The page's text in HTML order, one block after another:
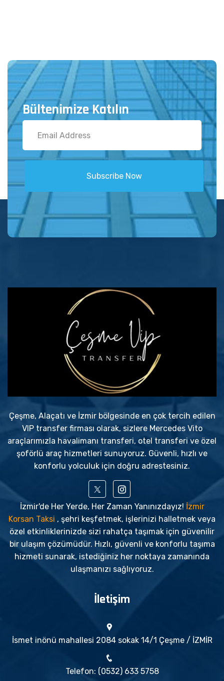
Bültenimize Katılın
Subscribe Now
Çeşme, Alaçatı ve İzmir bölgesinde en çok tercih edilen
VIP transfer firması olarak, sizlere Mercedes Vito
araçlarımızla havalimanı transferi, otel transferi ve özel
şoförlü araç hizmetleri sunuyoruz. Güvenli, hızlı ve
konforlu yolculuk için doğru adrestesiniz.
İzmir'de Her Yerde, Her Zaman Yanınızdayız! İzmir
Korsan Taksi , şehri keşfetmek, işlerinizi halletmek veya
özel etkinliklerinizde sizi rahatça taşımak için güvenilir
bir ulaşım çözümüdür. Hızlı, güvenli ve konforlu taşıma
hizmeti sunarak, istediğiniz her noktaya zamanında
ulaşmanızı sağlıyoruz.
İletişim
İsmet inönü mahallesi 2084 sokak 14/1 Çeşme / İZMİR
Telefon: (0532) 633 5758